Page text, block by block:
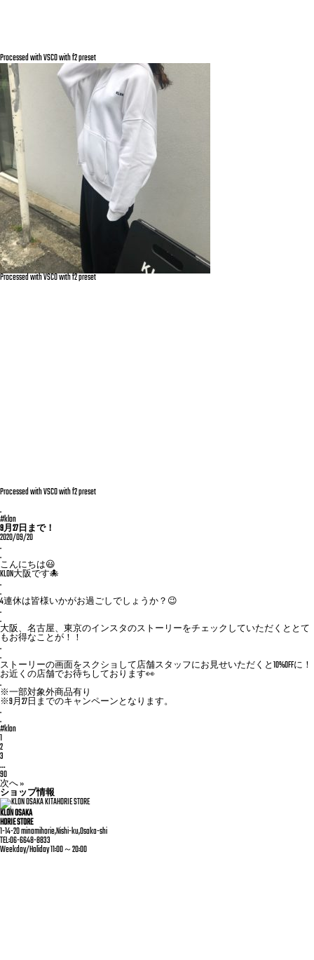
Processed with VSCO with f2 preset
Processed with VSCO with f2 preset
Processed with VSCO with f2 preset
.
#klon
9月27日まで！
2020/09/20
.
.
こんにちは😃
KLON大阪です🐙
.
.
4連休は皆様いかがお過ごしでしょうか？😉
.
.
大阪、名古屋、東京のインスタのストーリーをチェックしていただくととて
もお得なことが！！
.
.
ストーリーの画面をスクショして店舗スタッフにお見せいただくと10%OFFに！
お近くの店舗でお待ちしております👀
.
※一部対象外商品有り
※9月27日までのキャンペーンとなります。
.
.
#klon
1
2
3
…
90
次へ »
ショップ情報
KLON OSAKA
HORIE STORE
1-14-20 minamihorie,Nishi-ku,Osaka-shi
TEL:06-6648-8833
Weekday/Holiday 11:00～20:00